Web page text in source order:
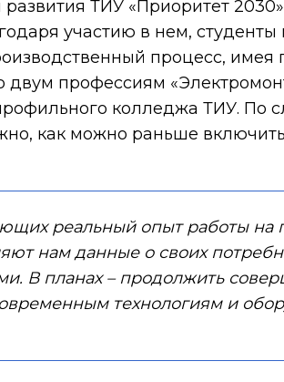
ТИУ «Приоритет
участию в нем,
процесс,
профессиям
колледжа ТИУ. По
как можно раньше
реальный опыт работы на
нам данные о своих
В планах – продолжить
технологиям и